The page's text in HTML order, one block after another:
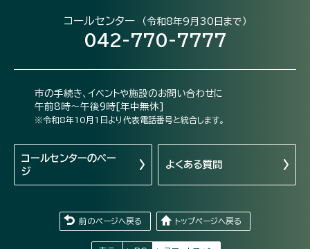
コールセンター （令和8年9月30日まで）
042-770-7777
市の手続き、イベントや施設のお問い合わせに
午前8時～午後9時[年中無休]
※令和8年10月1日より代表電話番号と統合します。
コールセンターのペー
ジ
よくある質問
前のページへ戻る トップページへ戻る